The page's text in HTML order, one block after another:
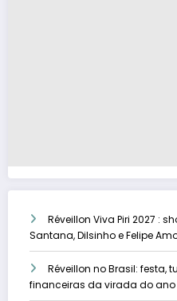
Réveillon Viva Piri 2027 :
Santana, Dilsinho e Felipe
Réveillon no Brasil: festa,
financeiras da virada do ano